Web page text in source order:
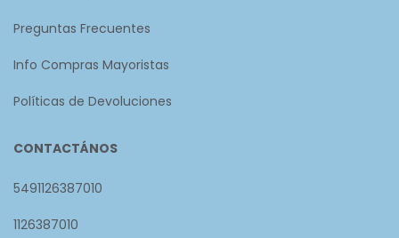
Preguntas Frecuentes
Info Compras Mayoristas
Políticas de Devoluciones
CONTACTÁNOS
5491126387010
1126387010